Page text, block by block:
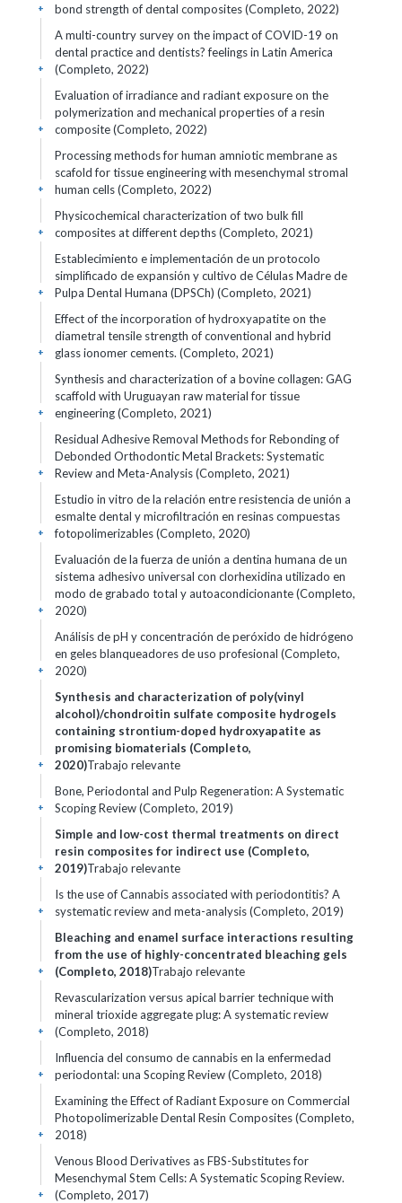
bond strength of dental composites (Completo, 2022)
+
A multi-country survey on the impact of COVID-19 on
dental practice and dentists? feelings in Latin America
(Completo, 2022)
+
Evaluation of irradiance and radiant exposure on the
polymerization and mechanical properties of a resin
composite (Completo, 2022)
+
Processing methods for human amniotic membrane as
scafold for tissue engineering with mesenchymal stromal
human cells (Completo, 2022)
+
Physicochemical characterization of two bulk fill
composites at different depths (Completo, 2021)
+
Establecimiento e implementación de un protocolo
simplificado de expansión y cultivo de Células Madre de
Pulpa Dental Humana (DPSCh) (Completo, 2021)
+
Effect of the incorporation of hydroxyapatite on the
diametral tensile strength of conventional and hybrid
glass ionomer cements. (Completo, 2021)
+
Synthesis and characterization of a bovine collagen: GAG
scaffold with Uruguayan raw material for tissue
engineering (Completo, 2021)
+
Residual Adhesive Removal Methods for Rebonding of
Debonded Orthodontic Metal Brackets: Systematic
Review and Meta-Analysis (Completo, 2021)
+
Estudio in vitro de la relación entre resistencia de unión a
esmalte dental y microfiltración en resinas compuestas
fotopolimerizables (Completo, 2020)
+
Evaluación de la fuerza de unión a dentina humana de un
sistema adhesivo universal con clorhexidina utilizado en
modo de grabado total y autoacondicionante (Completo,
2020)
+
Análisis de pH y concentración de peróxido de hidrógeno
en geles blanqueadores de uso profesional (Completo,
2020)
+
Synthesis and characterization of poly(vinyl
alcohol)/chondroitin sulfate composite hydrogels
containing strontium-doped hydroxyapatite as
promising biomaterials (Completo,
2020)Trabajo relevante
+
Bone, Periodontal and Pulp Regeneration: A Systematic
Scoping Review (Completo, 2019)
+
Simple and low-cost thermal treatments on direct
resin composites for indirect use (Completo,
2019)Trabajo relevante
+
Is the use of Cannabis associated with periodontitis? A
systematic review and meta-analysis (Completo, 2019)
+
Bleaching and enamel surface interactions resulting
from the use of highly-concentrated bleaching gels
(Completo, 2018)Trabajo relevante
+
Revascularization versus apical barrier technique with
mineral trioxide aggregate plug: A systematic review
(Completo, 2018)
+
Influencia del consumo de cannabis en la enfermedad
periodontal: una Scoping Review (Completo, 2018)
+
Examining the Effect of Radiant Exposure on Commercial
Photopolimerizable Dental Resin Composites (Completo,
2018)
+
Venous Blood Derivatives as FBS-Substitutes for
Mesenchymal Stem Cells: A Systematic Scoping Review.
(Completo, 2017)
+